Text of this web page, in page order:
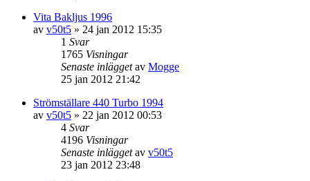
Vita Bakljus 1996
av v50t5 » 24 jan 2012 15:35
1 Svar
1765 Visningar
Senaste inläggetav Mogge
25 jan 2012 21:42
Strömställare 440 Turbo 1994
av v50t5 » 22 jan 2012 00:53
4 Svar
4196 Visningar
Senaste inläggetav v50t5
23 jan 2012 23:48